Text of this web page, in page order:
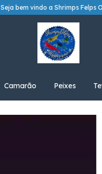
Seja bem vindo a Shrimps Felps
Camarão Peixes